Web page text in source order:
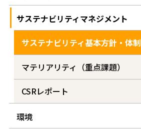
サステナビリティマネジメント
サステナビリティ基本方針・体制
マテリアリティ（重点課題）
CSRレポート
環境